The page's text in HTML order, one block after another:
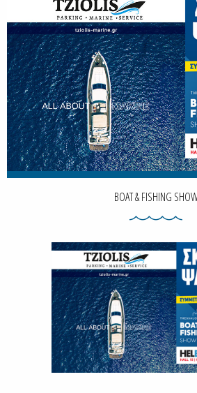
BOAT & FISHING